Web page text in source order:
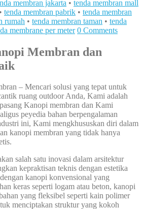
membran jakarta • tenda membran mall
• tenda membran pabrik • tenda membran
rumah • tenda membran taman • tenda
membrane per meter 0 Comments
Membran dan
– Mencari solusi yang tepat untuk
ruang outdoor Anda, Kami adalah
Kanopi membran dan Kami
peyedia bahan berpengalaman
ini, Kami mengkhususkan diri dalam
kanopi membran yang tidak hanya
salah satu inovasi dalam arsitektur
kepraktisan teknis dengan estetika
kanopi konvensional yang
keras seperti logam atau beton, kanopi
yang fleksibel seperti kain polimer
menciptakan struktur yang kokoh